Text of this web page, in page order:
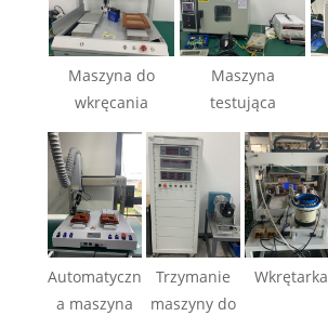
Maszyna do
wkręcania
Maszyna
testująca
Automatyczn
a maszyna
Trzymanie
maszyny do
Wkrętarka